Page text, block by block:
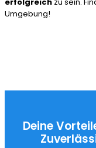
Umgebung!
Deine